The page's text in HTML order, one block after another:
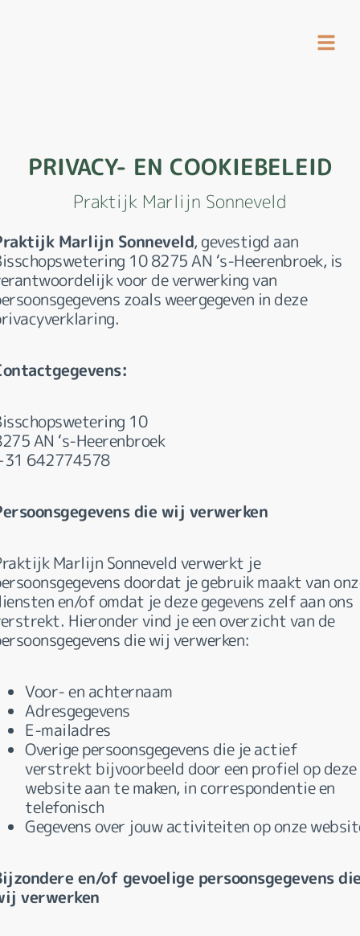
PRIVACY- EN COOKIEBELEID
Praktijk Marlijn Sonneveld
Marlijn Sonneveld, gevestigd aan
10 8275 AN ‘s-Heerenbroek, is
voor de verwerking van
zoals weergegeven in deze
10
AN ‘s-Heerenbroek
642774578
die wij verwerken
Marlijn Sonneveld verwerkt je
doordat je gebruik maakt van
en/of omdat je deze gegevens zelf aan ons
Hieronder vind je een overzicht van de
die wij verwerken:
Voor- en achternaam
Adresgegevens
E-mailadres
Overige persoonsgegevens die je actief
verstrekt bijvoorbeeld door een profiel op deze
website aan te maken, in correspondentie en
telefonisch
Gegevens over jouw activiteiten op onze
en/of gevoelige persoonsgegevens
verwerken